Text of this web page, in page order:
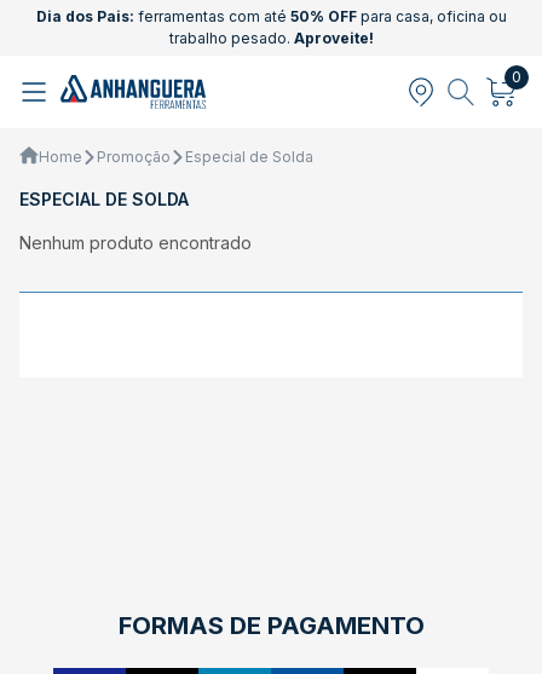
Dia dos Pais: ferramentas com até 50% OFFpara casa, oficina ou
trabalho pesado. Aproveite!
0
Home Promoção Especial de Solda
ESPECIAL DE SOLDA
Nenhum produto encontrado
FORMAS DE PAGAMENTO